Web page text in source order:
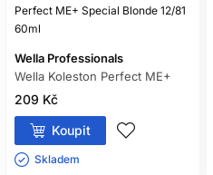
Perfect ME+ Special Blonde 12/81
60ml
Wella Professionals
Wella Koleston Perfect ME+
209 Kč
Koupit
Skladem ㅤ